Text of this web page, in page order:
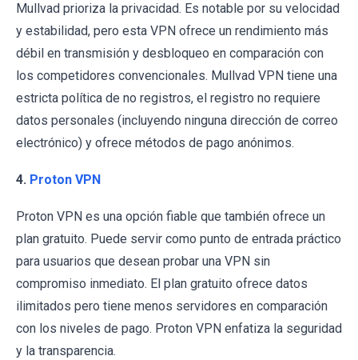
Mullvad prioriza la privacidad. Es notable por su velocidad
y estabilidad, pero esta VPN ofrece un rendimiento más
débil en transmisión y desbloqueo en comparación con
los competidores convencionales. Mullvad VPN tiene una
estricta política de no registros, el registro no requiere
datos personales (incluyendo ninguna dirección de correo
electrónico) y ofrece métodos de pago anónimos.
4. Proton VPN
Proton VPN es una opción fiable que también ofrece un
plan gratuito. Puede servir como punto de entrada práctico
para usuarios que desean probar una VPN sin
compromiso inmediato. El plan gratuito ofrece datos
ilimitados pero tiene menos servidores en comparación
con los niveles de pago. Proton VPN enfatiza la seguridad
y la transparencia.